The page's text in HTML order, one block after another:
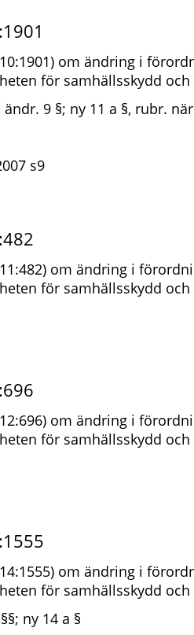
om ändring i
för samhällsskydd och
ändr. 9 §; ny 11 a §, rubr.
s9
om ändring i
för samhällsskydd och
om ändring i
för samhällsskydd och
om ändring i
för samhällsskydd och
ny 14 a §